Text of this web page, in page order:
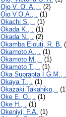
Ojo V. O. A., . (2)
Ojo V.O.A., . (1)
Okachi S., . (1)
Okada K., . (1)
Okada N., . (2)
Okamba Elouti, R. B.
Okamoto A., . (1)
Okamoto M., . (1)
Okamoto T., . (1)
Oka Suprapta I.G.M., .
Okaya T., . (1)
Okazaki Takahiko, .
Oke E. O., . (1)
Oke H., . (1)
Okeniyi, F.A. (1)